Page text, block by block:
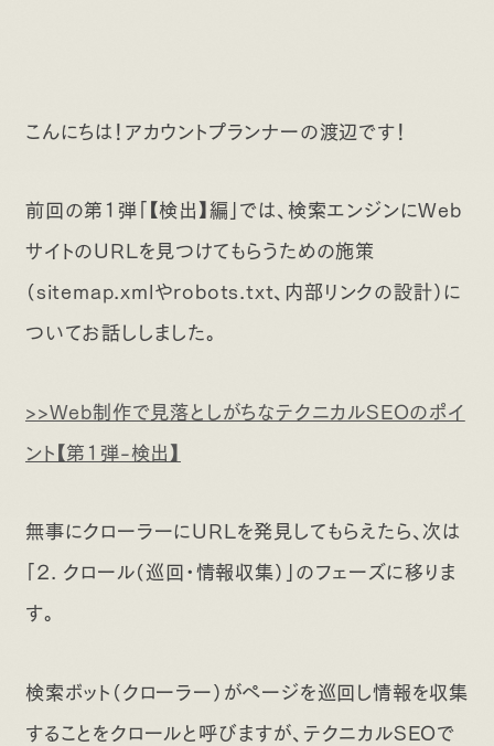
こんにちは！アカウントプランナーの渡辺です！
前回の第1弾「【検出】編」では、検索エンジンにWeb
サイトのURLを見つけてもらうための施策
（sitemap.xmlやrobots.txt、内部リンクの設計）に
ついてお話ししました。
>>Web制作で見落としがちなテクニカルSEOのポイ
ント【第1弾-検出】
無事にクローラーにURLを発見してもらえたら、次は
「2. クロール（巡回・情報収集）」のフェーズに移りま
す。
検索ボット（クローラー）がページを巡回し情報を収集
することをクロールと呼びますが、テクニカルSEOで